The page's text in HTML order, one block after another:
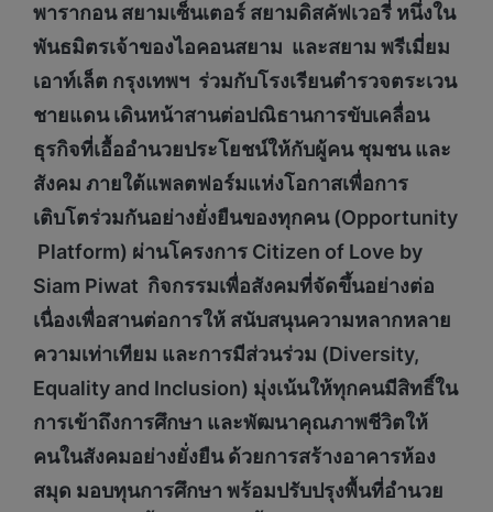
พารากอน สยามเซ็นเตอร์ สยามดิสคัฟเวอรี่ หนึ่งใน
พันธมิตรเจ้าของไอคอนสยาม และสยาม พรีเมี่ยม
เอาท์เล็ต กรุงเทพฯ ร่วมกับโรงเรียนตำรวจตระเวน
ชายแดน เดินหน้าสานต่อปณิธานการขับเคลื่อน
ธุรกิจที่เอื้ออำนวยประโยชน์ให้กับผู้คน ชุมชน และ
สังคม ภายใต้แพลตฟอร์มแห่งโอกาสเพื่อการ
เติบโตร่วมกันอย่างยั่งยืนของทุกคน (Opportunity
Platform) ผ่านโครงการ Citizen of Love by
Siam Piwat กิจกรรมเพื่อสังคมที่จัดขึ้นอย่างต่อ
เนื่องเพื่อสานต่อการให้ สนับสนุนความหลากหลาย
ความเท่าเทียม และการมีส่วนร่วม (Diversity,
Equality and Inclusion) มุ่งเน้นให้ทุกคนมีสิทธิ์ใน
การเข้าถึงการศึกษา และพัฒนาคุณภาพชีวิตให้
คนในสังคมอย่างยั่งยืน ด้วยการสร้างอาคารห้อง
สมุด มอบทุนการศึกษา พร้อมปรับปรุงพื้นที่อำนวย